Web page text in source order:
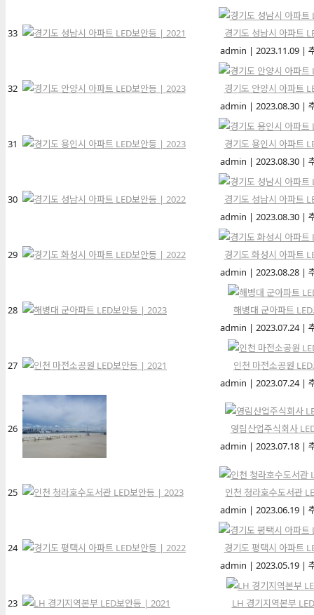
33
경기도 성남시 아파트
admin | 2023.11.09 |
32
경기도 안양시 아파트
admin | 2023.08.30 |
31
경기도 용인시 아파트
admin | 2023.08.30 |
30
경기도 성남시 아파트
admin | 2023.08.30 |
29
경기도 화성시 아파트
admin | 2023.08.28 |
28
해병대 군아파트
admin | 2023.07.24 |
27
인천 마전소공원
admin | 2023.07.24 |
26
영림산업주식회사
admin | 2023.07.18 |
25
인천 청라호수도서관
admin | 2023.06.19 |
24
경기도 평택시 아파트
admin | 2023.05.19 |
23
LH 경기지역본부